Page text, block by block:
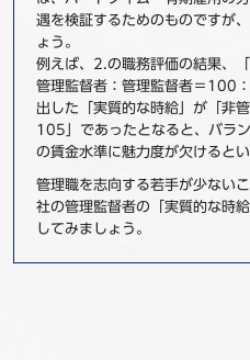
遇を検証するためのものですが
ょう。
例えば、2.の職務評価の結果、
管理監督者：管理監督者＝100
出した「実質的な時給」が「非
105」であったとなると、バラ
の賃金水準に魅力度が欠けると
管理職を志向する若手が少ない
社の管理監督者の「実質的な時
してみましょう。